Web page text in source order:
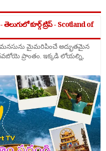
కూర్గ్ ట్రిప్ - Scotland of
మనసును మైమరిపించే అద్భుతమైన
ప్రాంతం. ఇక్కడి లోయల్ని,